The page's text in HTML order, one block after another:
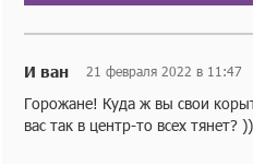
И ван 21 февраля 2022 в 11:47
Горожане! Куда ж вы свои
вас так в центр-то всех тянет? ))